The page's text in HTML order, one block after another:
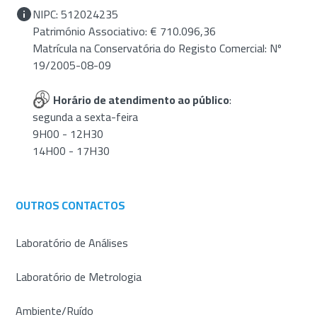
NIPC: 512024235
Património Associativo: € 710.096,36
Matrícula na Conservatória do Registo Comercial: Nº
19/2005-08-09
Horário de atendimento ao público:
segunda a sexta-feira
9H00 - 12H30
14H00 - 17H30
OUTROS CONTACTOS
Laboratório de Análises
Laboratório de Metrologia
Ambiente/Ruído